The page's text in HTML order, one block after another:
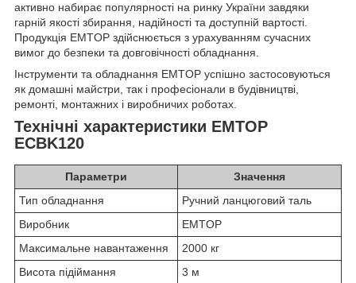
активно набирає популярності на ринку України завдяки
гарній якості збирання, надійності та доступній вартості.
Продукція EMTOP здійснюється з урахуванням сучасних
вимог до безпеки та довговічності обладнання.
Інструменти та обладнання EMTOP успішно застосовуються
як домашні майстри, так і професіонали в будівництві,
ремонті, монтажних і виробничих роботах.
Технічні характеристики EMTOP
ECBK120
Параметри
Значення
Тип обладнання
Ручний ланцюговий таль
Виробник
EMTOP
Максимальне навантаження
2000 кг
Висота підіймання
3 м